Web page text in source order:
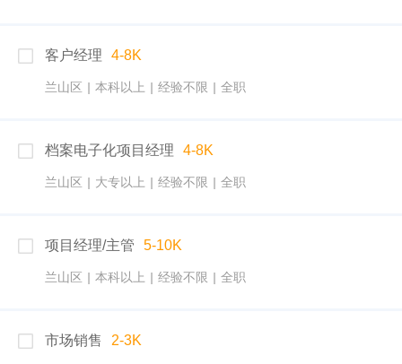
客户经理 4-8K
兰山区 | 本科以上 | 经验不限 | 全职
档案电子化项目经理 4-8K
兰山区 | 大专以上 | 经验不限 | 全职
项目经理/主管 5-10K
兰山区 | 本科以上 | 经验不限 | 全职
市场销售 2-3K